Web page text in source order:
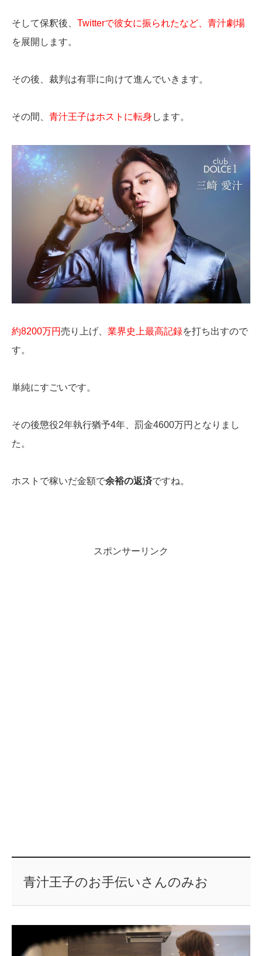
そして保釈後、 Twitterで彼女に振られたなど、青汁劇場
を展開します。
その後、裁判は有罪に向けて進んでいきます。
その間、 青汁王子はホストに転身します。
約8200万円売り上げ、 業界史上最高記録を打ち出すので
す。
単純にすごいです。
その後懲役2年執行猶予4年、罰金4600万円となりまし
た。
ホストで稼いだ金額で余裕の返済ですね。
スポンサーリンク
青汁王子のお手伝いさんのみお